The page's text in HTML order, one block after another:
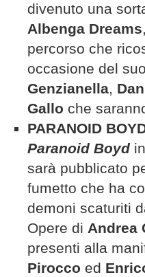
divenuto una
Albenga Dreams
percorso che
occasione del
Genzianella,
Gallo che
PARANOID
Paranoid Boyd
sarà pubblicato
fumetto che ha
demoni scaturiti
Opere di Andrea
presenti alla
Pirocco ed